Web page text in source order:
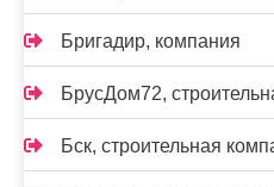
Бригадир, компания
БрусДом72,
Бск, строительная